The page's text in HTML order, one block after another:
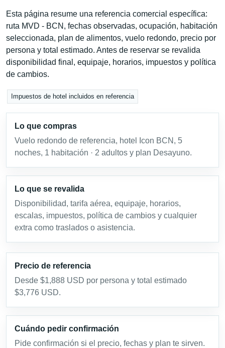
Esta página resume una referencia comercial específica:
ruta MVD - BCN, fechas observadas, ocupación, habitación
seleccionada, plan de alimentos, vuelo redondo, precio por
persona y total estimado. Antes de reservar se revalida
disponibilidad final, equipaje, horarios, impuestos y política
de cambios.
Impuestos de hotel incluidos en referencia
Lo que compras
Vuelo redondo de referencia, hotel Icon BCN, 5
noches, 1 habitación · 2 adultos y plan Desayuno.
Lo que se revalida
Disponibilidad, tarifa aérea, equipaje, horarios,
escalas, impuestos, política de cambios y cualquier
extra como traslados o asistencia.
Precio de referencia
Desde $1,888 USD por persona y total estimado
$3,776 USD.
Cuándo pedir confirmación
Pide confirmación si el precio, fechas y plan te sirven.